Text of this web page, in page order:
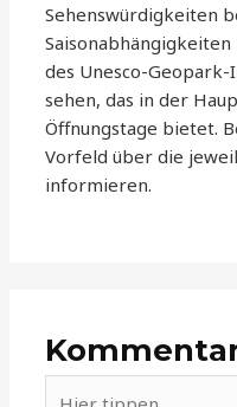
Sehenswürdigkeiten
des Unesco-
sehen, das in der
Öffnungstage bietet.
Vorfeld über die
informieren.